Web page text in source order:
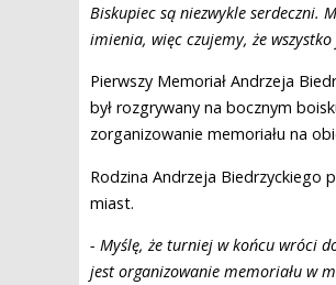
Biskupiec są niezwykle serdeczni.
imienia, więc czujemy, że
Pierwszy Memoriał Andrzeja
był rozgrywany na bocznym
zorganizowanie memoriału na
Rodzina Andrzeja Biedrzyckiego
miast.
- Myślę, że turniej w końcu wróci
jest organizowanie memoriału w